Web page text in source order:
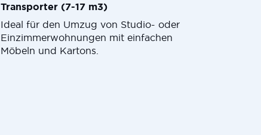
Transporter (7-17 m3)
Ideal für den Umzug von Studio- oder
Einzimmerwohnungen mit einfachen
Möbeln und Kartons.